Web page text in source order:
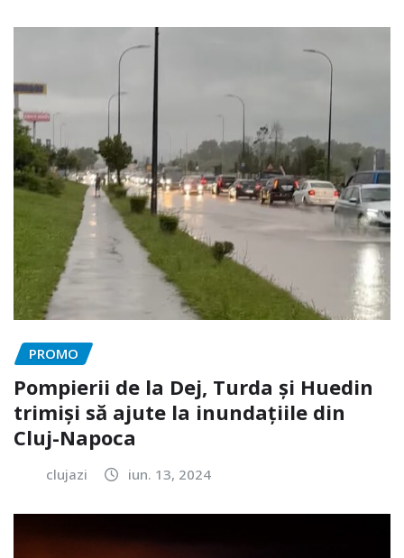
PROMO
Pompierii de la Dej, Turda și Huedin
trimiși să ajute la inundațiile din
Cluj-Napoca
clujazi iun. 13, 2024